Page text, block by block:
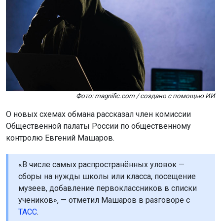
Фото: magnific.com / создано с помощью ИИ
О новых схемах обмана рассказал член комиссии
Общественной палаты России по общественному
контролю Евгений Машаров.
«В числе самых распространённых уловок —
сборы на нужды школы или класса, посещение
музеев, добавление первоклассников в списки
учеников», — отметил Машаров в разговоре с
ТАСС.